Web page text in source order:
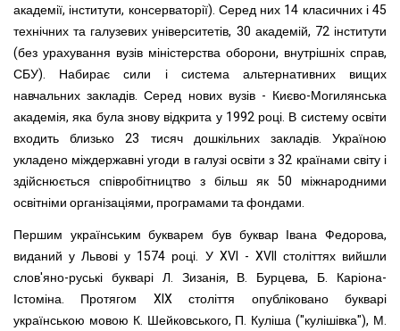
академії, інститути, консерваторії). Серед них 14 класичних і 45
технічних та галузевих університетів, 30 академій, 72 інститути
(без урахування вузів міністерства оборони, внутрішніх справ,
СБУ). Набирає сили і система альтернативних вищих
навчальних закладів. Серед нових вузів - Києво-Могилянська
академія, яка була знову відкрита у 1992 році. В систему освіти
входить близько 23 тисяч дошкільних закладів. Україною
укладено міждержавні угоди в галузі освіти з 32 країнами світу і
здійснюється співробітництво з більш як 50 міжнародними
освітніми організаціями, програмами та фондами.
Першим українським букварем був буквар Івана Федорова,
виданий у Львові у 1574 році. У XVI - XVII століттях вийшли
слов'яно-руські букварі Л. Зизанія, В. Бурцева, Б. Каріона-
Істоміна. Протягом XIX століття опубліковано букварі
українською мовою К. Шейковського, П. Куліша ("кулішівка"), М.